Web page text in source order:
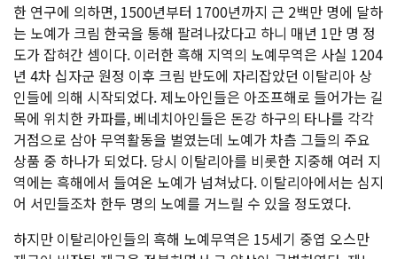
한 연구에 의하면, 1500년부터 1700년까지 근 2백만 명에 달하
는 노예가 크림 한국을 통해 팔려나갔다고 하니 매년 1만 명 정
도가 잡혀간 셈이다. 이러한 흑해 지역의 노예무역은 사실 1204
년 4차 십자군 원정 이후 크림 반도에 자리잡았던 이탈리아 상
인들에 의해 시작되었다. 제노아인들은 아조프해로 들어가는 길
목에 위치한 카파를, 베네치아인들은 돈강 하구의 타나를 각각
거점으로 삼아 무역활동을 벌였는데 노예가 차츰 그들의 주요
상품 중 하나가 되었다. 당시 이탈리아를 비롯한 지중해 여러 지
역에는 흑해에서 들여온 노예가 넘쳐났다. 이탈리아에서는 심지
어 서민들조차 한두 명의 노예를 거느릴 수 있을 정도였다.
하지만 이탈리아인들의 흑해 노예무역은 15세기 중엽 오스만